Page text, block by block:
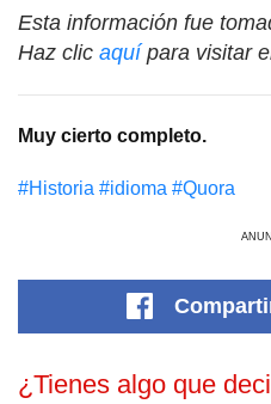
Esta información fue
Haz clic aquípara visitar
Muy cierto completo.
#Historia #idioma #Quora
¿Tienes algo que